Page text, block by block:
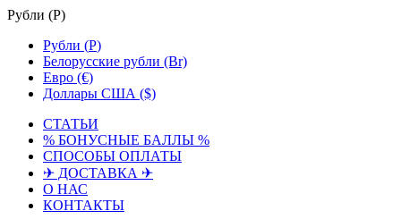
Рубли (Р)
Рубли (Р)
Белорусские рубли (Br)
Евро (€)
Доллары США ($)
СТАТЬИ
% БОНУСНЫЕ БАЛЛЫ %
СПОСОБЫ ОПЛАТЫ
✈ ДОСТАВКА ✈
О НАС
КОНТАКТЫ